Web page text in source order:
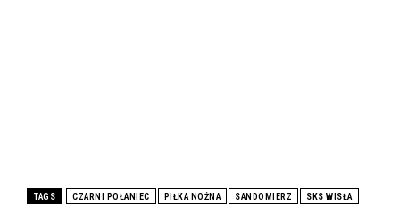
TAGS CZARNI POŁANIEC PIŁKA NOŻNA SANDOMIERZ SKS WISŁA